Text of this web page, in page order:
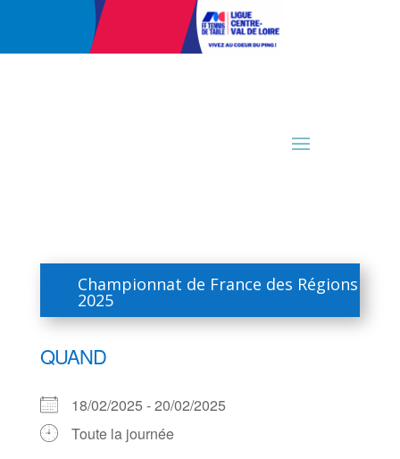
Championnat de France des Régions
2025
QUAND
18/02/2025 - 20/02/2025
Toute la journée